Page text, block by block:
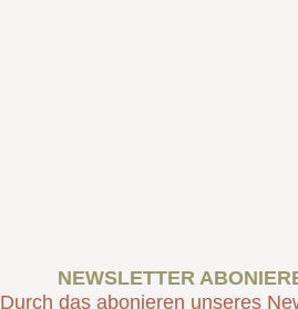
NEWSLETTER
Durch das abonieren unseres